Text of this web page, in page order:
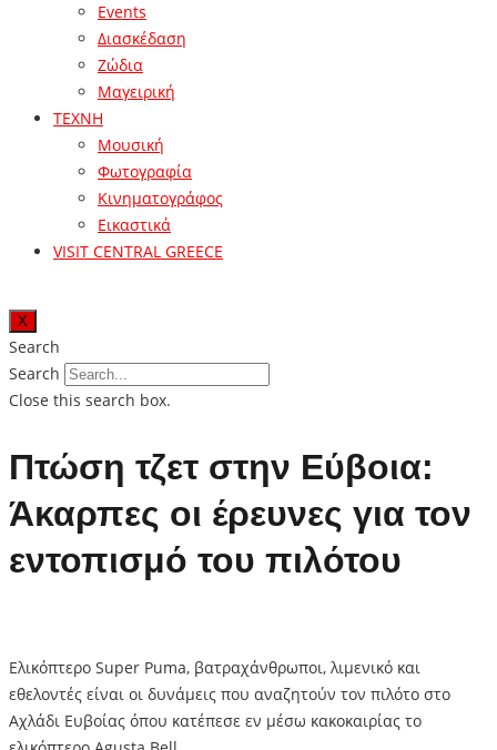
Events
Διασκέδαση
Ζώδια
Μαγειρική
ΤΕΧΝΗ
Μουσική
Φωτογραφία
Κινηματογράφος
Εικαστικά
VISIT CENTRAL GREECE
X
Search
Search
Close this search box.
Πτώση τζετ στην Εύβοια:
Άκαρπες οι έρευνες για τον
εντοπισμό του πιλότου
Ελικόπτερο Super Puma, βατραχάνθρωποι, λιμενικό και
εθελοντές είναι οι δυνάμεις που αναζητούν τον πιλότο στο
Αχλάδι Ευβοίας όπου κατέπεσε εν μέσω κακοκαιρίας το